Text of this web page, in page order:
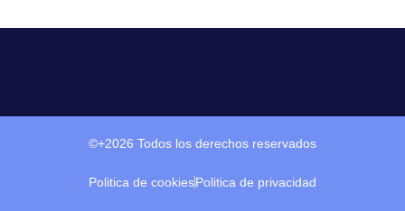
©+2026 Todos los derechos reservados
Politica de cookiesPolitica de privacidad